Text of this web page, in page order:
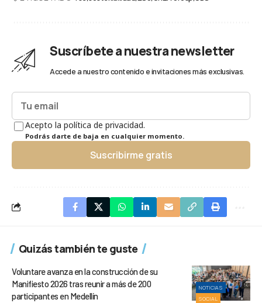
Suscríbete a nuestra newsletter
Accede a nuestro contenido e invitaciones más exclusivas.
Acepto la política de privacidad.
Podrás darte de baja en cualquier momento.
Suscribirme gratis
Quizás también te guste
NOTICIAS
SOCIAL
Voluntare avanza en la construcción de su
Manifiesto 2026 tras reunir a más de 200
participantes en Medellín